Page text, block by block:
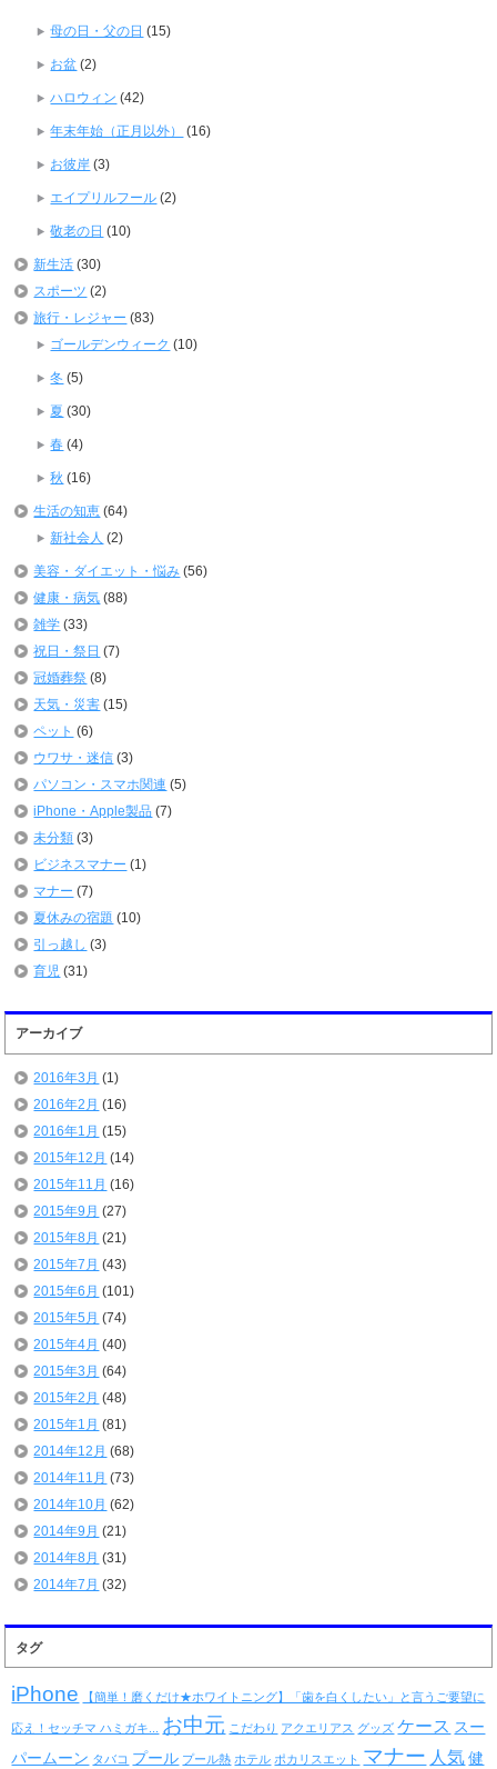
母の日・父の日 (15)
お盆 (2)
ハロウィン (42)
年末年始（正月以外） (16)
お彼岸 (3)
エイプリルフール (2)
敬老の日 (10)
新生活 (30)
スポーツ (2)
旅行・レジャー (83)
ゴールデンウィーク (10)
冬 (5)
夏 (30)
春 (4)
秋 (16)
生活の知恵 (64)
新社会人 (2)
美容・ダイエット・悩み (56)
健康・病気 (88)
雑学 (33)
祝日・祭日 (7)
冠婚葬祭 (8)
天気・災害 (15)
ペット (6)
ウワサ・迷信 (3)
パソコン・スマホ関連 (5)
iPhone・Apple製品 (7)
未分類 (3)
ビジネスマナー (1)
マナー (7)
夏休みの宿題 (10)
引っ越し (3)
育児 (31)
アーカイブ
2016年3月 (1)
2016年2月 (16)
2016年1月 (15)
2015年12月 (14)
2015年11月 (16)
2015年9月 (27)
2015年8月 (21)
2015年7月 (43)
2015年6月 (101)
2015年5月 (74)
2015年4月 (40)
2015年3月 (64)
2015年2月 (48)
2015年1月 (81)
2014年12月 (68)
2014年11月 (73)
2014年10月 (62)
2014年9月 (21)
2014年8月 (31)
2014年7月 (32)
タグ
iPhone 【簡単！磨くだけ★ホワイトニング】「歯を白くしたい」と言うご要望に
応え！セッチマ ハミガキ... お中元 こだわり アクエリアス グッズ ケース スー
パームーン タバコ プール プール熱 ホテル ポカリスエット マナー 人気 健